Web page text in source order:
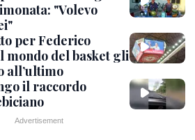
"Volevo
per Federico
mondo del basket gli
all’ultimo
il raccordo